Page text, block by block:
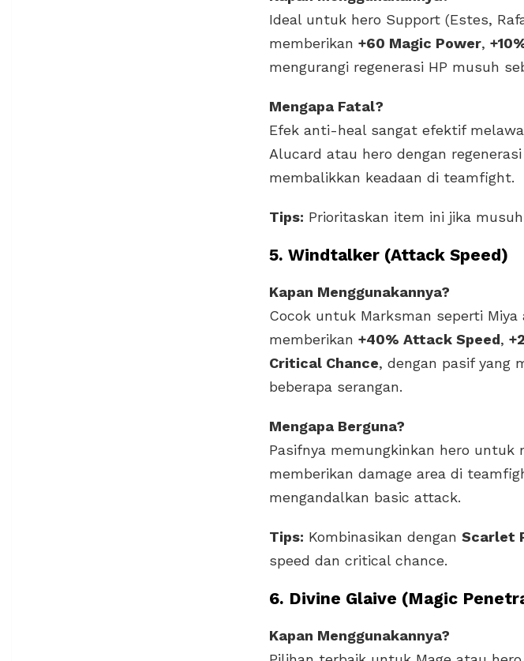
Ideal untuk hero Support (Estes,
memberikan +60 Magic Power,
mengurangi regenerasi HP musuh
Mengapa Fatal?
Efek anti-heal sangat efektif
Alucard atau hero dengan
membalikkan keadaan di teamfight.
Tips: Prioritaskan item ini jika
5. Windtalker (Attack Speed)
Kapan Menggunakannya?
Cocok untuk Marksman seperti
memberikan +40% Attack Speed,
Critical Chance, dengan pasif yang
beberapa serangan.
Mengapa Berguna?
Pasifnya memungkinkan hero
memberikan damage area di
mengandalkan basic attack.
Tips: Kombinasikan dengan Scarlet
speed dan critical chance.
6. Divine Glaive (Magic
Kapan Menggunakannya?